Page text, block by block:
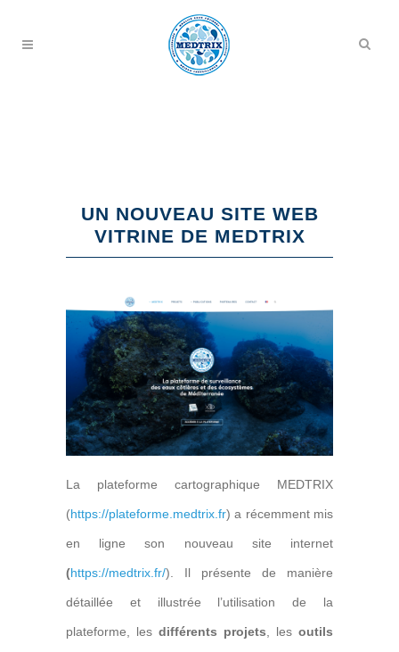
UN NOUVEAU SITE WEB
VITRINE DE MEDTRIX
La plateforme cartographique MEDTRIX
(https://plateforme.medtrix.fr) a récemment mis
en ligne son nouveau site internet
(https://medtrix.fr/). Il présente de manière
détaillée et illustrée l’utilisation de la
plateforme, les différents projets , les outils